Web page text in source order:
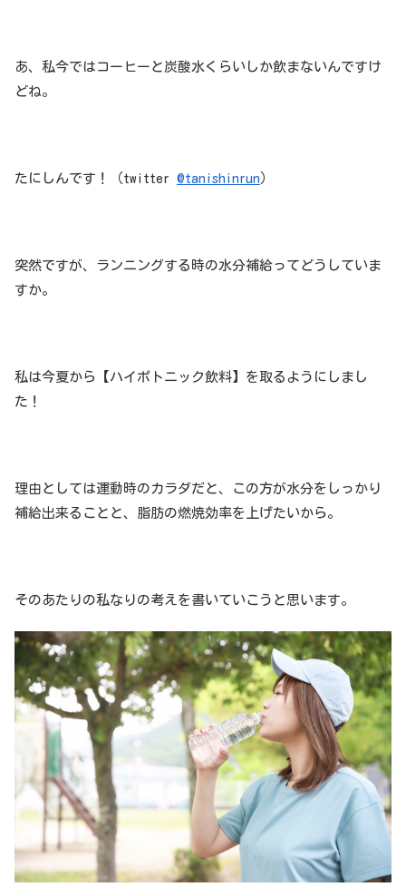
あ、私今ではコーヒーと炭酸水くらいしか飲まないんですけ
どね。
たにしんです！（twitter @tanishinrun）
突然ですが、ランニングする時の水分補給ってどうしていま
すか。
私は今夏から【ハイポトニック飲料】を取るようにしまし
た！
理由としては運動時のカラダだと、この方が水分をしっかり
補給出来ることと、脂肪の燃焼効率を上げたいから。
そのあたりの私なりの考えを書いていこうと思います。